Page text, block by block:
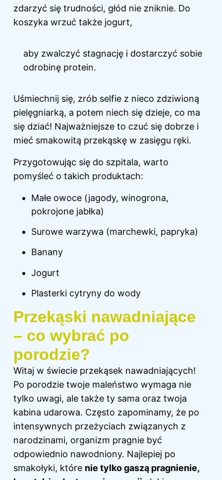
zdarzyć się trudności, głód nie zniknie. Do
koszyka wrzuć także jogurt,
aby zwalczyć stagnację i dostarczyć sobie
odrobinę protein.
Uśmiechnij się, zrób selfie z nieco zdziwioną
pielęgniarką, a potem niech się dzieje, co ma
się dziać! Najważniejsze to czuć się dobrze i
mieć smakowitą przekąskę w zasięgu ręki.
Przygotowując się do szpitala, warto
pomyśleć o takich produktach:
Małe owoce (jagody, winogrona,
pokrojone jabłka)
Surowe warzywa (marchewki, papryka)
Banany
Jogurt
Plasterki cytryny do wody
Przekąski nawadniające
– co wybrać po
porodzie?
Witaj w świecie przekąsek nawadniających!
Po porodzie twoje maleństwo wymaga nie
tylko uwagi, ale także ty sama oraz twoja
kabina udarowa. Często zapominamy, że po
intensywnych przeżyciach związanych z
narodzinami, organizm pragnie być
odpowiednio nawodniony. Najlepiej po
smakołyki, które nie tylko gaszą pragnienie,